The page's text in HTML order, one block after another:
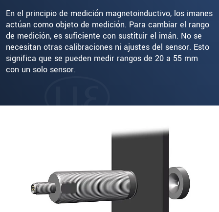
En el principio de medición magnetoinductivo, los imanes
actúan como objeto de medición. Para cambiar el rango
de medición, es suficiente con sustituir el imán. No se
necesitan otras calibraciones ni ajustes del sensor. Esto
significa que se pueden medir rangos de 20 a 55 mm
con un solo sensor.